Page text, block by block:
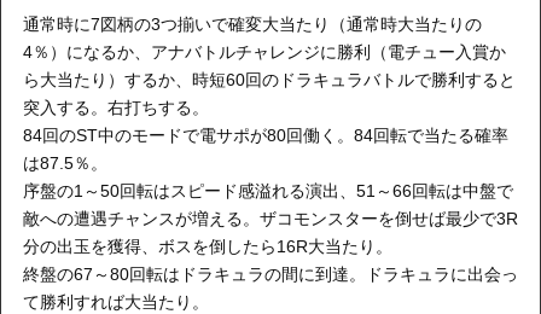
通常時に7図柄の3つ揃いで確変大当たり（通常時大当たりの
4％）になるか、アナバトルチャレンジに勝利（電チュー入賞か
ら大当たり）するか、時短60回のドラキュラバトルで勝利すると
突入する。右打ちする。
84回のST中のモードで電サポが80回働く。84回転で当たる確率
は87.5％。
序盤の1～50回転はスピード感溢れる演出、51～66回転は中盤で
敵への遭遇チャンスが増える。ザコモンスターを倒せば最少で3R
分の出玉を獲得、ボスを倒したら16R大当たり。
終盤の67～80回転はドラキュラの間に到達。ドラキュラに出会っ
て勝利すれば大当たり。